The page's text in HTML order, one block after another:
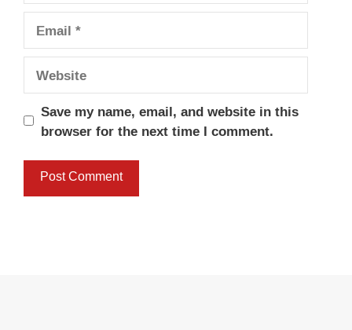
Email
Website
Save my name, email, and website in this
browser for the next time I comment.